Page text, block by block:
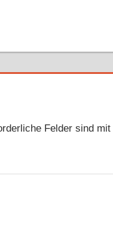
Felder sind mit